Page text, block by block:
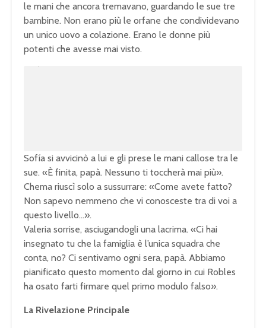
le mani che ancora tremavano, guardando le sue tre
bambine. Non erano più le orfane che condividevano
un unico uovo a colazione. Erano le donne più
potenti che avesse mai visto.
Sofía si avvicinò a lui e gli prese le mani callose tra le
sue. «È finita, papà. Nessuno ti toccherà mai più».
Chema riuscì solo a sussurrare: «Come avete fatto?
Non sapevo nemmeno che vi conosceste tra di voi a
questo livello…».
Valeria sorrise, asciugandogli una lacrima. «Ci hai
insegnato tu che la famiglia è l’unica squadra che
conta, no? Ci sentivamo ogni sera, papà. Abbiamo
pianificato questo momento dal giorno in cui Robles
ha osato farti firmare quel primo modulo falso».
La Rivelazione Principale